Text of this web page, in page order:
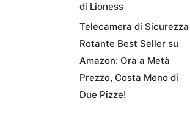
di Lioness
Telecamera di Sicurezza
Rotante Best Seller su
Amazon: Ora a Metà
Prezzo, Costa Meno di
Due Pizze!